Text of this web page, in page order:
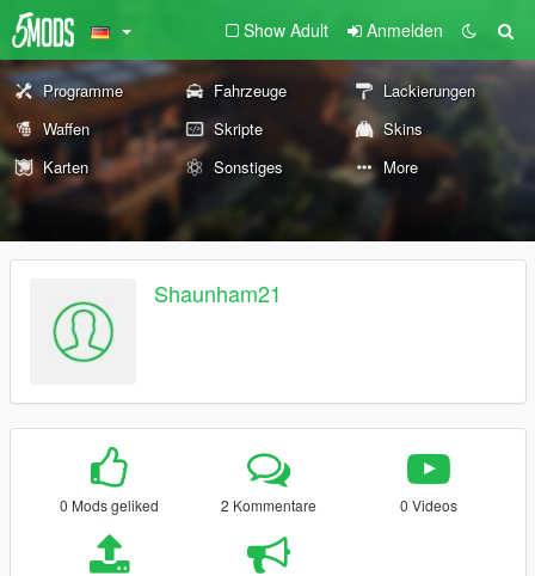
Show Adult Anmelden
Programme Fahrzeuge
Lackierungen
Waffen
Skripte
Skins
Karten
Sonstiges More
Shaunham21
0 Mods geliked 2 Kommentare 0 Videos